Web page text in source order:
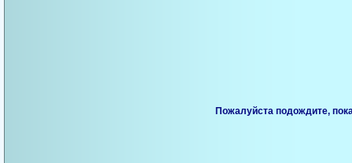
Игра начнется через 25 сек. Кликните